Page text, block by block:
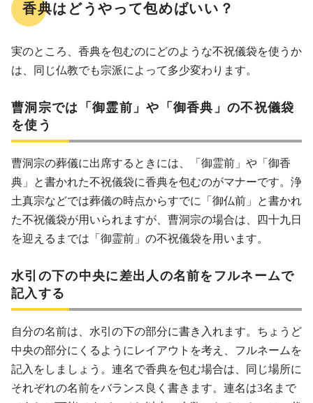
香典はどうやって包めばいい？
実のところ、香典を包むのにどのような不祝儀袋を使うか
は、同じ仏教でも宗派によって多少変わります。
曹洞宗では「御霊前」や「御香典」の不祝儀袋
を使う
曹洞宗の葬儀に出席するときには、「御霊前」や「御香
典」と書かれた不祝儀袋に香典を包むのがマナーです。浄
土真宗などでは葬儀の時点からすでに「御仏前」と書かれ
た不祝儀袋が用いられますが、曹洞宗の場合は、四十九日
を迎えるまでは「御霊前」の不祝儀袋を用います。
水引の下の中央に差出人の名前をフルネームで
記入する
自分の名前は、水引の下の部分に書き入れます。ちょうど
中央の部分にくるようにレイアウトを考え、フルネームを
記入をしましょう。連名で香典を包む場合は、同じ場所に
それぞれの名前をバランス良く書きます。連名は3名まで